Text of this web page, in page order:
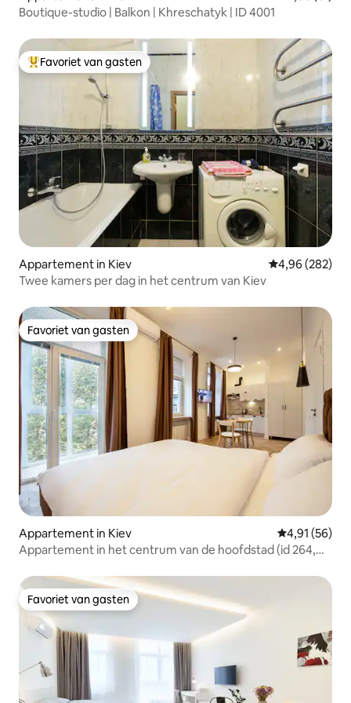
Boutique-studio | Balkon | Khreschatyk | ID 4001
Topfavoriet van gasten
Favoriet van gasten
Appartement in Kiev Gemiddelde
4,96 (282)
Twee kamers per dag in het centrum van Kiev
Favoriet van gasten
Favoriet van gasten
Appartement in Kiev Gemiddelde
4,91 (56)
Appartement in het centrum van de hoofdstad (id 264,
Favoriet van gasten
Favoriet van gasten